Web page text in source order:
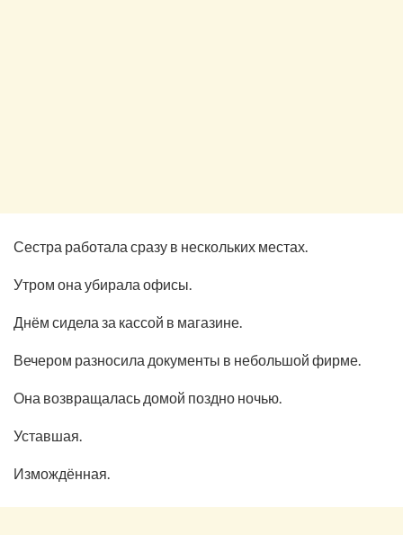
Сестра работала сразу в нескольких местах.
Утром она убирала офисы.
Днём сидела за кассой в магазине.
Вечером разносила документы в небольшой фирме.
Она возвращалась домой поздно ночью.
Уставшая.
Измождённая.